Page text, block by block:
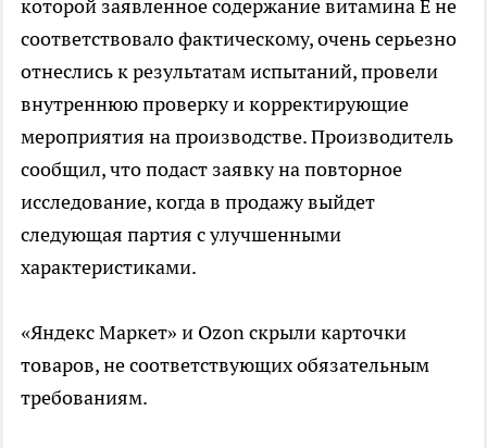
которой заявленное содержание витамина Е не
соответствовало фактическому, очень серьезно
отнеслись к результатам испытаний, провели
внутреннюю проверку и корректирующие
мероприятия на производстве. Производитель
сообщил, что подаст заявку на повторное
исследование, когда в продажу выйдет
следующая партия с улучшенными
характеристиками.
«Яндекс Маркет» и Ozon скрыли карточки
товаров, не соответствующих обязательным
требованиям.